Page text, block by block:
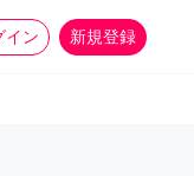
イン 新規登録
more_horiz